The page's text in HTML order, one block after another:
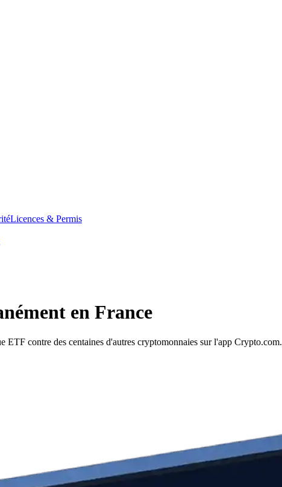
Licences & Permis
en France
contre des centaines d'autres cryptomonnaies sur l'app Crypto.com.